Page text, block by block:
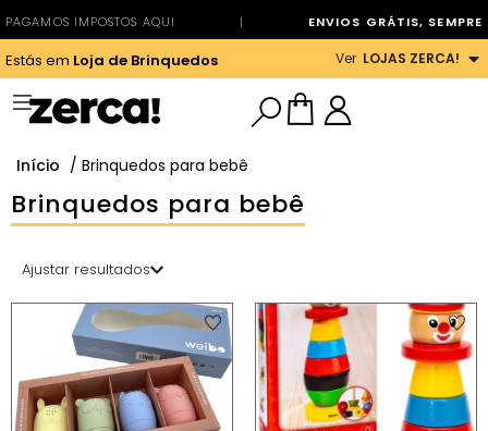
PAGAMOS IMPOSTOS AQUI | ENVIOS GRÁTIS, SEMPRE
Estás em Loja de Brinquedos Ver LOJAS ZERCA!
Início / Brinquedos para bebê
Brinquedos para bebê
Ajustar resultados